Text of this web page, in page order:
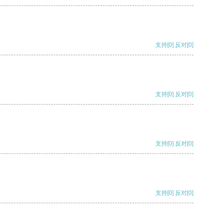
支持[0] 反对[0]
支持[0] 反对[0]
支持[0] 反对[0]
支持[0] 反对[0]